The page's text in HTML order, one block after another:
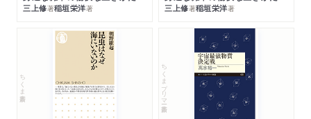
三上修著稲垣栄洋著 三上修著稲垣栄洋著
ちくま新書 ちくまプリマー新書